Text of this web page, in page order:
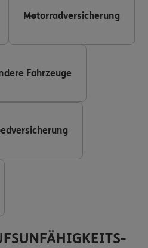
Motorradversicherung
Fahrzeuge